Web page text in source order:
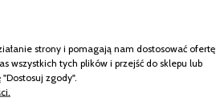
strony i pomagają nam dostosować ofertę
wszystkich tych plików i przejść do sklepu lub
zgody".